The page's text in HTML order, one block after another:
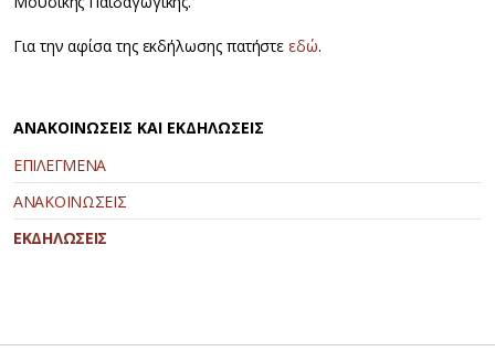
Για την αφίσα της εκδήλωσης πατήστεεδώ.
ΑΝΑΚΟΙΝΩΣΕΙΣ ΚΑΙ ΕΚΔΗΛΩΣΕΙΣ
ΕΠΙΛΕΓΜΕΝΑ
ΑΝΑΚΟΙΝΩΣΕΙΣ
ΕΚΔΗΛΩΣΕΙΣ